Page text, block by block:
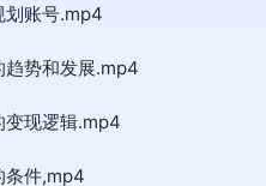
划账号.mp4
趋势和发展.mp4
变现逻辑.mp4
条件,mp4